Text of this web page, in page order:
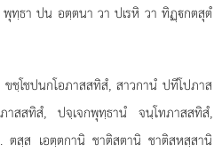
ทฺธา ปน อตฺตนา วา ปเรหิ วา ทิฏฺกตสุตํ
ชฺโชปนกโอภาสสทิสํ, สาวกานํ ปทีโปภาส
าสสทิสํ, ปจฺเจกพุทฺธานํ จนฺโทภาสสทิสํ,
ตสฺส เอตฺตกานิ ชาติสตานิ ชาติสหสฺสานิ